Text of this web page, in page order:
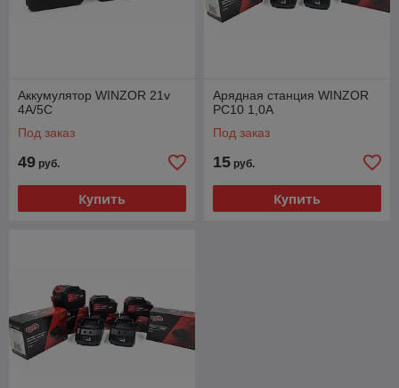
Аккумулятор WINZOR 21v
4A/5C
Под заказ
49 руб.
Купить
Арядная станция WINZOR
PC10 1,0A
Под заказ
15 руб.
Купить